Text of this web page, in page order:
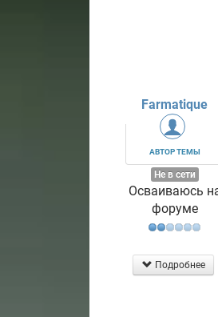
Farmatique
АВТОР ТЕМЫ
Не в сети
Осваиваюсь
форуме
Подробнее